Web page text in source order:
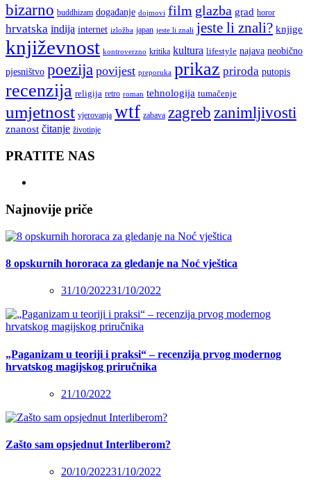
bizarno buddhizam događanje dojmovi film glazba grad horor
hrvatska indija internet izložba japan jeste li znali jeste li znali? knjige
književnost kontroverzno kritika kultura lifestyle najava neobično
pjesništvo poezija povijest preporuka prikaz priroda putopis
recenzija religija retro roman tehnologija tumačenje
umjetnost vjerovanja wtf zabava zagreb zanimljivosti
znanost čitanje životinje
PRATITE NAS
Najnovije priče
8 opskurnih hororaca za gledanje na Noć vještica
31/10/202231/10/2022
„Paganizam u teoriji i praksi“ – recenzija prvog modernog
hrvatskog magijskog priručnika
21/10/2022
Zašto sam opsjednut Interliberom?
20/10/202231/10/2022